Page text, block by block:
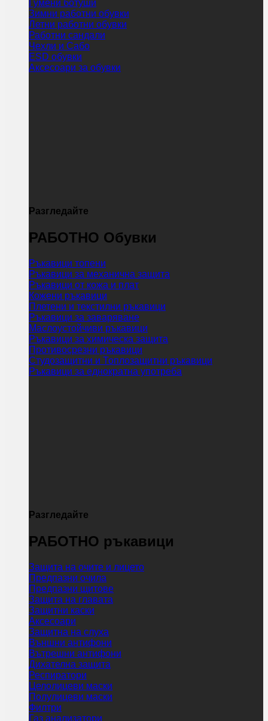
Гумени ботуши
Зимни работни обувки
Летни работни обувки
Работни сандали
Чехли и Сабо
ESD обувки
Аксесоари за обувки
Разгледайте
РАБОТНО Обувки
Ръкавици топени
Ръкавици за механична защита
Ръкавици от кожа и плат
Кожени ръкавици
Плетени и текстилни ръкавици
Ръкавици за заваряване
Маслоустойчиви ръкавици
Ръкавици за химическа защита
Противосрезни ръкавици
Студозащитни и Топлозащитни ръкавици
Ръкавици за еднократна употреба
Разгледайте
РАБОТНО ръкавици
Защита на очите и лицето
Предпазни очила
Предпазни щитове
Защита на главата
Защитни каски
Аксесоари
Защитна на слуха
Външни антифони
Вътрешни антифони
Дихателна защита
Респиратори
Целолицеви маски
Полулицеви маски
Филтри
Газ анализатори